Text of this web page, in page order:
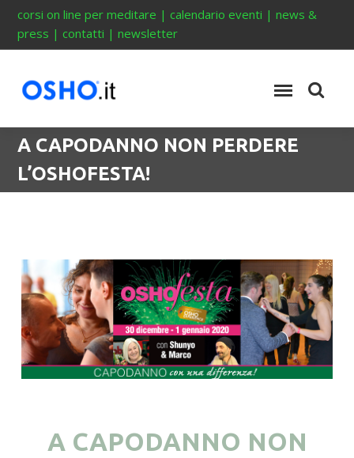
corsi on line per meditare |calendario eventi |news &
press |contatti |newsletter
A CAPODANNO NON PERDERE
L’OSHOFESTA!
A CAPODANNO NON